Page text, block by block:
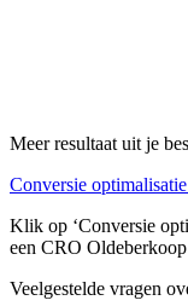
Meer resultaat uit je
Conversie
Klik op ‘Conversie
een CRO
Veelgestelde vragen